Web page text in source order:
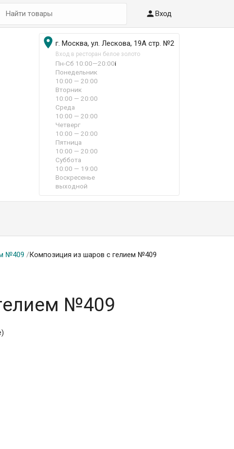
Вход
 г. Москва, ул. Лескова, 19А стр. №2
Вход в ресторан белое золото
Пн-Сб 10:00—20:00i
Понедельник
10:00 — 20:00
Вторник
10:00 — 20:00
Среда
10:00 — 20:00
Четверг
10:00 — 20:00
Пятница
10:00 — 20:00
Суббота
10:00 — 19:00
Воскресенье
выходной
№409 /Композиция из шаров с гелием №409
№409